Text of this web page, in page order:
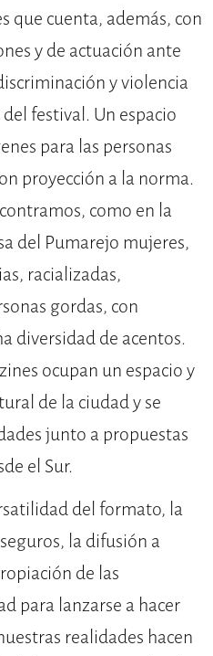
que cuenta, además, con
y de actuación ante
y violencia
festival. Un espacio
para las personas
proyección a la norma.
como en la
del Pumarejo mujeres,
racializadas,
gordas, con
diversidad de acentos.
ocupan un espacio y
de la ciudad y se
junto a propuestas
el Sur.
del formato, la
la difusión a
de las
para lanzarse a hacer
realidades hacen